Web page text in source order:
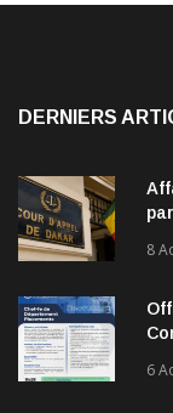
DERNIERS
8
6